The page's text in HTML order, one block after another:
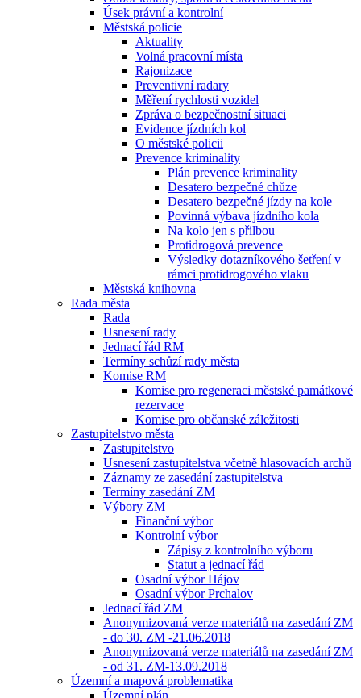
Úsek právní a kontrolní
Městská policie
Aktuality
Volná pracovní místa
Rajonizace
Preventivní radary
Měření rychlosti vozidel
Zpráva o bezpečnostní situaci
Evidence jízdních kol
O městské policii
Prevence kriminality
Plán prevence kriminality
Desatero bezpečné chůze
Desatero bezpečné jízdy na kole
Povinná výbava jízdního kola
Na kolo jen s přilbou
Protidrogová prevence
Výsledky dotazníkového šetření v
rámci protidrogového vlaku
Městská knihovna
Rada města
Rada
Usnesení rady
Jednací řád RM
Termíny schůzí rady města
Komise RM
Komise pro regeneraci městské památkové
rezervace
Komise pro občanské záležitosti
Zastupitelstvo města
Zastupitelstvo
Usnesení zastupitelstva včetně hlasovacích archů
Záznamy ze zasedání zastupitelstva
Termíny zasedání ZM
Výbory ZM
Finanční výbor
Kontrolní výbor
Zápisy z kontrolního výboru
Statut a jednací řád
Osadní výbor Hájov
Osadní výbor Prchalov
Jednací řád ZM
Anonymizovaná verze materiálů na zasedání ZM
- do 30. ZM -21.06.2018
Anonymizovaná verze materiálů na zasedání ZM
- od 31. ZM-13.09.2018
Územní a mapová problematika
Územní plán